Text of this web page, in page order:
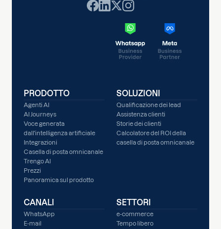
PRODOTTO
Agenti AI
AI Journeys
Voce generata
dall'intelligenza artificiale
Integrazioni
Casella di posta omnicanale
Trengo AI
Prezzi
Panoramica sul prodotto
SOLUZIONI
Qualificazione dei lead
Assistenza clienti
Storie dei clienti
Calcolatore del ROI della
casella di posta omnicanale
CANALI
WhatsApp
E-mail
SETTORI
e-commerce
Tempo libero